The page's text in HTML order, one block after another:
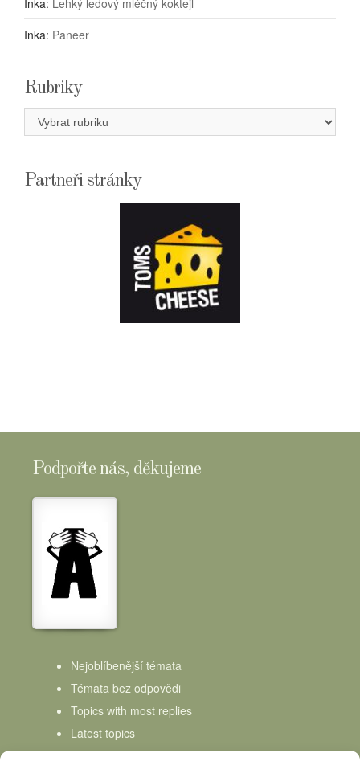
Inka: Paneer
Rubriky
Rubriky
Partneři stránky
Podpořte nás, děkujeme
Nejoblíbenější témata
Témata bez odpovědi
Topics with most replies
Latest topics
Topics Freshness